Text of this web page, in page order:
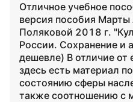
Отличное учебное
версия пособия
Поляковой 2018 г.
России. Сохранение и
дешевле) В отличие от
здесь есть материал
состоянию сферы
также соотношению с